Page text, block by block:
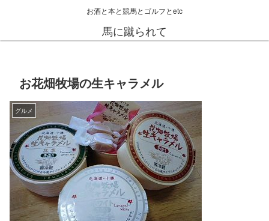
お酒と本と競馬とゴルフとetc
馬に蹴られて
お花畑牧場の生キャラメル
グルメ